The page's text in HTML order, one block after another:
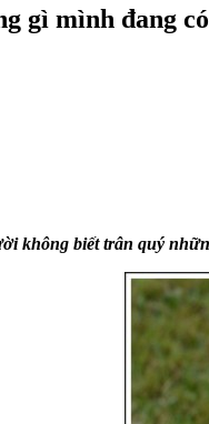
gì mình đang
không biết trân quý